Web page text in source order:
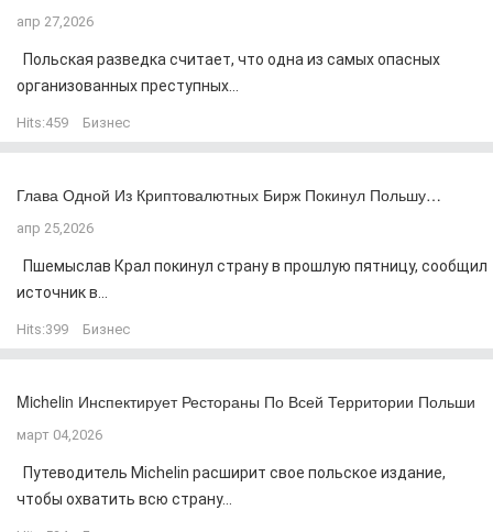
апр 27,2026
Польская разведка считает, что одна из самых опасных
организованных преступных...
Hits:459 Бизнес
Глава Одной Из Криптовалютных Бирж Покинул Польшу…
апр 25,2026
Пшемыслав Крал покинул страну в прошлую пятницу, сообщил
источник в...
Hits:399 Бизнес
Michelin Инспектирует Рестораны По Всей Территории Польши
март 04,2026
Путеводитель Michelin расширит свое польское издание,
чтобы охватить всю страну...